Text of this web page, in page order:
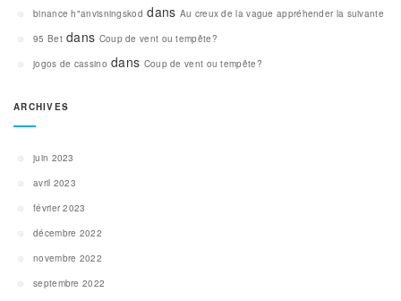
binance h"anvisningskod dans Au creux de la vague appréhender la suivante
95 Betdans Coup de vent ou tempête?
jogos de cassino dans Coup de vent ou tempête?
ARCHIVES
juin 2023
avril 2023
février 2023
décembre 2022
novembre 2022
septembre 2022